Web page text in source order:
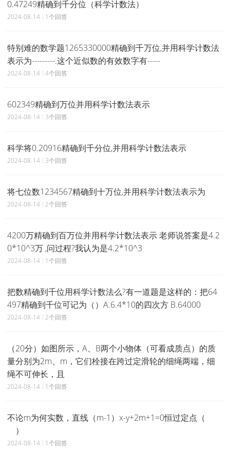
0.47249精确到千分位（科学计数法）
2024-08-14 1个回答
特别难的数学题1265330000精确到千万位,并用科学计数法
表示为---------.这个近似数的有效数字有-----
2024-08-14 4个回答
602349精确到万位并用科学计数法表示
2024-08-14 3个回答
科学将0.20916精确到千分位,并用科学计数法表示
2024-08-14 3个回答
将七位数1234567精确到十万位,并用科学计数法表示为
2024-08-14 2个回答
4200万精确到百万位并用科学计数法表示 老师说答案是4.2
0*10^3万 ,问过程?我认为是4.2*10^3
2024-08-14 1个回答
把数精确到千位用科学计数法么?有一道题是这样的：把64
497精确到千位可记为（）A.6.4*10的四次方 B.64000
2024-08-14 2个回答
（20分）如图所示，A、B两个小物体（可看成质点）的质
量分别为2m、m，它们栓接在跨过定滑轮的细绳两端，细
绳不可伸长，且
2024-08-14 1个回答
不论m为何实数，直线（m-1）x-y+2m+1=0恒过定点（
）
2024-08-14 1个回答